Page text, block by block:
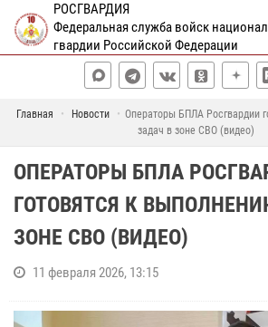
РОСГВАРДИЯ
Федеральная служба войск
гвардии Российской Федерации
Главная Новости
Операторы БПЛА Росгвардии
задач в зоне СВО (видео)
ОПЕРАТОРЫ БПЛА
ГОТОВЯТСЯ К
ЗОНЕ СВО (ВИДЕО)
11 февраля 2026, 13:15